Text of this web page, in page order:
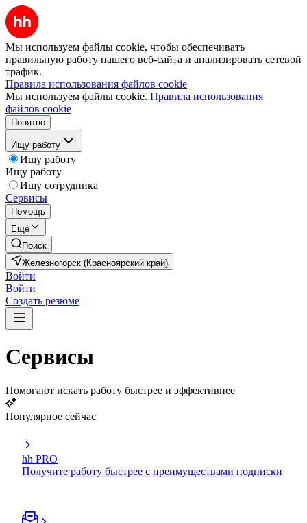
Мы используем файлы cookie, чтобы обеспечивать
правильную работу нашего веб-сайта и анализировать сетевой
трафик.
Правила использования файлов cookie
Мы используем файлы cookie. Правила использования
файлов cookie
Понятно
Ищу работу
Ищу работу
Ищу работу
Ищу сотрудника
Сервисы
Помощь
Ещё
Поиск
Железногорск (Красноярский край)
Войти
Войти
Создать резюме
Сервисы
Помогают искать работу быстрее и эффективнее
Популярное сейчас
hh PRO
Получите работу быстрее с преимуществами подписки